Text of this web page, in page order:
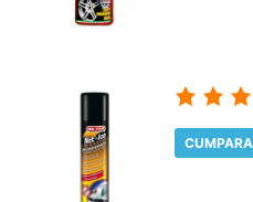
CUMPARA